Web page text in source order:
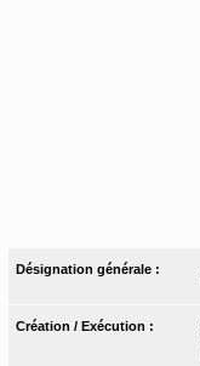
Désignation générale :
Création / Exécution :